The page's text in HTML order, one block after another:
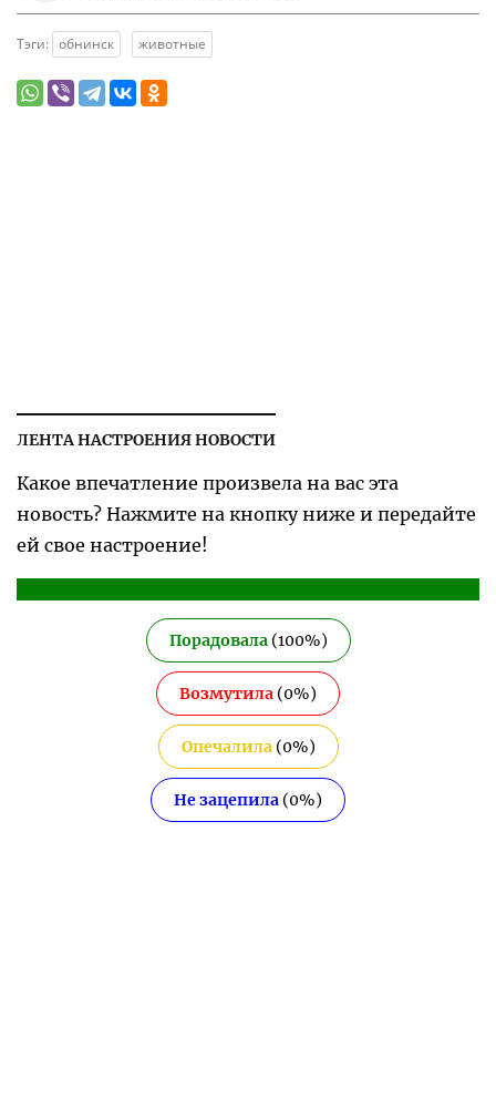
Тэги: обнинск животные
ЛЕНТА НАСТРОЕНИЯ НОВОСТИ
Какое впечатление произвела на вас эта
новость? Нажмите на кнопку ниже и передайте
ей свое настроение!
Порадовала(100%)
Возмутила (0%)
Опечалила(0%)
Не зацепила (0%)